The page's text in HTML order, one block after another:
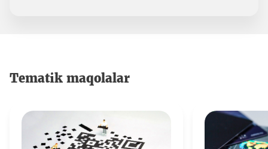
Tematik maqolalar